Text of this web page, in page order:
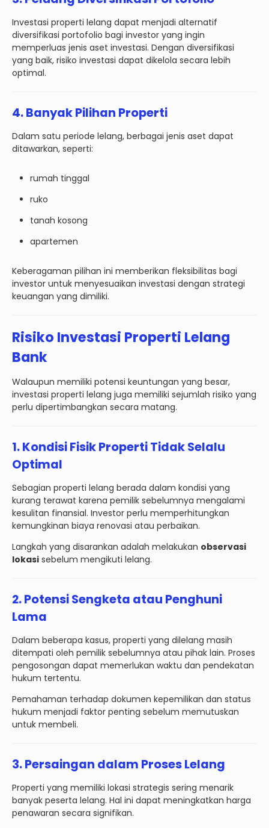
Investasi properti lelang dapat menjadi alternatif
diversifikasi portofolio bagi investor yang ingin
memperluas jenis aset investasi. Dengan diversifikasi
yang baik, risiko investasi dapat dikelola secara lebih
optimal.
4. Banyak Pilihan Properti
Dalam satu periode lelang, berbagai jenis aset dapat
ditawarkan, seperti:
rumah tinggal
ruko
tanah kosong
apartemen
Keberagaman pilihan ini memberikan fleksibilitas bagi
investor untuk menyesuaikan investasi dengan strategi
keuangan yang dimiliki.
Risiko Investasi Properti Lelang
Bank
Walaupun memiliki potensi keuntungan yang besar,
investasi properti lelang juga memiliki sejumlah risiko yang
perlu dipertimbangkan secara matang.
1. Kondisi Fisik Properti Tidak Selalu
Optimal
Sebagian properti lelang berada dalam kondisi yang
kurang terawat karena pemilik sebelumnya mengalami
kesulitan finansial. Investor perlu memperhitungkan
kemungkinan biaya renovasi atau perbaikan.
Langkah yang disarankan adalah melakukan observasi
lokasi sebelum mengikuti lelang.
2. Potensi Sengketa atau Penghuni
Lama
Dalam beberapa kasus, properti yang dilelang masih
ditempati oleh pemilik sebelumnya atau pihak lain. Proses
pengosongan dapat memerlukan waktu dan pendekatan
hukum tertentu.
Pemahaman terhadap dokumen kepemilikan dan status
hukum menjadi faktor penting sebelum memutuskan
untuk membeli.
3. Persaingan dalam Proses Lelang
Properti yang memiliki lokasi strategis sering menarik
banyak peserta lelang. Hal ini dapat meningkatkan harga
penawaran secara signifikan.